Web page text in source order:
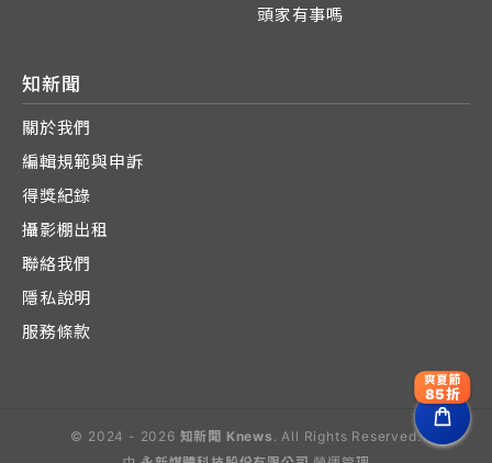
頭家有事嗎
知新聞
關於我們
編輯規範與申訴
得獎紀錄
攝影棚出租
聯絡我們
隱私說明
服務條款
© 2024 - 2026 知新聞 Knews . All Rights Reserved.
爽夏節
85折